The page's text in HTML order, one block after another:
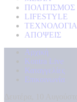
ΠΟΛΙΤΙΣΜΟΣ
LIFESTYLE
ΤΕΧΝΟΛΟΓΙΑ
ΑΠΟΨΕΙΣ
Αρχική
Kontra Live
Καταγγελίες
Επικοινωνία